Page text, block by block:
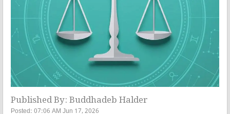
Published By: Buddhadeb Halder
Posted: 07:06 AM Jun 17, 2026